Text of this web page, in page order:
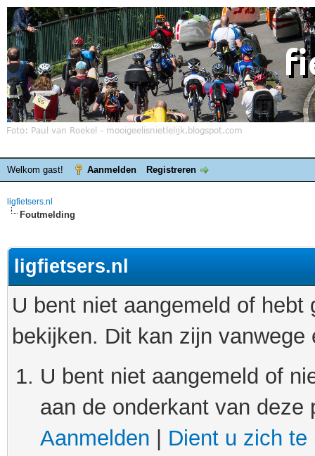
Welkom gast! Aanmelden Registreren
ligfietsers.nl
Foutmelding
ligfietsers.nl
U bent niet aangemeld of
bekijken. Dit kan zijn
U bent niet aangemeld of
aan de onderkant van
Aanmelden
Dient u zich te